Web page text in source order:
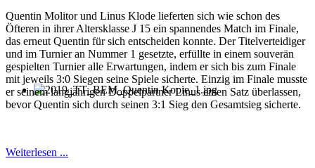
Quentin Molitor und Linus Klode lieferten sich wie schon des
Öfteren in ihrer Altersklasse J 15 ein spannendes Match im Finale,
das erneut Quentin für sich entscheiden konnte. Der Titelverteidiger
und im Turnier an Nummer 1 gesetzte, erfüllte in einem souverän
gespielten Turnier alle Erwartungen, indem er sich bis zum Finale
mit jeweils 3:0 Siegen seine Spiele sicherte. Einzig im Finale musste
er seinem langjährigen Doppelpartner Linus einen Satz überlassen,
bevor Quentin sich durch seinen 3:1 Sieg den Gesamtsieg sicherte.
Weiterlesen ...